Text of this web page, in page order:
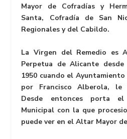
Mayor de Cofradías y
Santa, Cofradía de San
Regionales y del Cabildo.
La Virgen del Remedio es
Perpetua de Alicante
1950 cuando el
por Francisco Alberola,
Desde entonces porta
Municipal con la que
puede ver en el Altar Mayor